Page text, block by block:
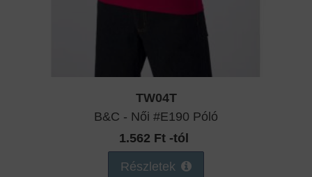
TW04T
B&C - Női #E190 Póló
1.562 Ft -tól
Részletek